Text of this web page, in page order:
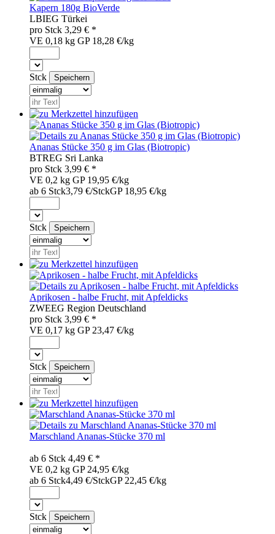
Kapern 180g BioVerde
LBIEG Türkei
pro Stck 3,29 € *
VE 0,18 kg GP 18,28 €/kg
Stck
Ananas Stücke 350 g im Glas (Biotropic)
BTREG Sri Lanka
pro Stck 3,99 € *
VE 0,2 kg GP 19,95 €/kg
ab 6 Stck3,79 €/StckGP 18,95 €/kg
Stck
Aprikosen - halbe Frucht, mit Apfeldicks
ZWEEG Region Deutschland
pro Stck 3,99 € *
VE 0,17 kg GP 23,47 €/kg
Stck
Marschland Ananas-Stücke 370 ml
ab 6 Stck 4,49 € *
VE 0,2 kg GP 24,95 €/kg
ab 6 Stck4,49 €/StckGP 22,45 €/kg
Stck